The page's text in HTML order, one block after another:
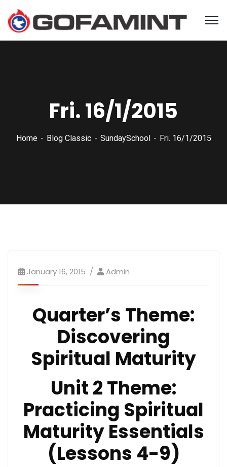
Fri. 16/1/2015
Home Blog Classic SundaySchool Fri. 16/1/2015
January 16, 2015 Admin
Quarter’s Theme:
Discovering
Spiritual Maturity
Unit 2 Theme:
Practicing Spiritual
Maturity Essentials
(Lessons 4-9)